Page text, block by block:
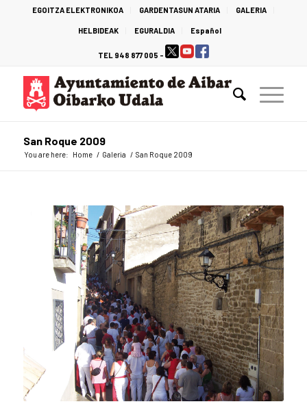
EGOITZA ELEKTRONIKOA GARDENTASUN ATARIA GALERIA
HELBIDEAK EGURALDIA Español
TEL 948 877 005 -
San Roque 2009
You are here: Home / Galeria / San Roque 2009